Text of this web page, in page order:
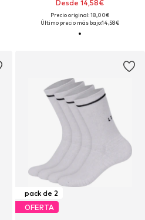
Desde 14,58€
Precio original: 18,00€
Último precio más bajo:14,58€
pack de 2
OFERTA